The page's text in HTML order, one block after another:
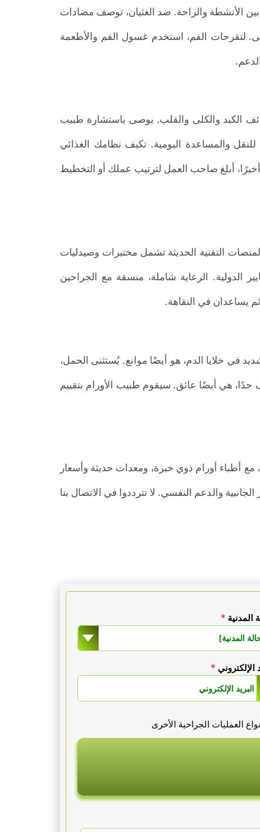
بين الأنشطة والراحة. ضد الغثيان، توصف مضادات
لتقرحات الفم، استخدم غسول الفم والأطعمة
الكبد والكلى والقلب. يوصى باستشارة طبيب
والمساعدة اليومية. تكيف نظامك الغذائي
أبلغ صاحب العمل لترتيب عملك أو التخطيط
التقنية الحديثة تشمل مختبرات وصيدليات
الدولية. الرعاية شاملة، منسقة مع الجراحين
يساعدان في النقاهة.
في خلايا الدم، هو أيضًا موانع. يُستثنى الحمل،
جدًا، هي أيضًا عائق. سيقوم طبيب الأورام بتقييم
أطباء أورام ذوي خبرة، ومعدات حديثة وأسعار
والدعم النفسي. لا تترددوا في الاتصال بنا
المدنية *
المدنية]
الإلكتروني *
العمليات الجراحية الأخرى